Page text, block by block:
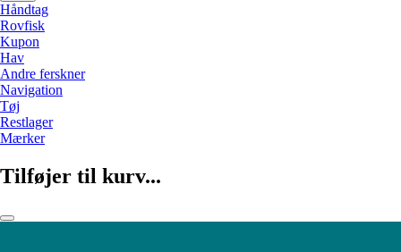
Håndtag
Rovfisk
Kupon
Hav
Andre ferskner
Navigation
Tøj
Restlager
Mærker
Tilføjer til kurv...